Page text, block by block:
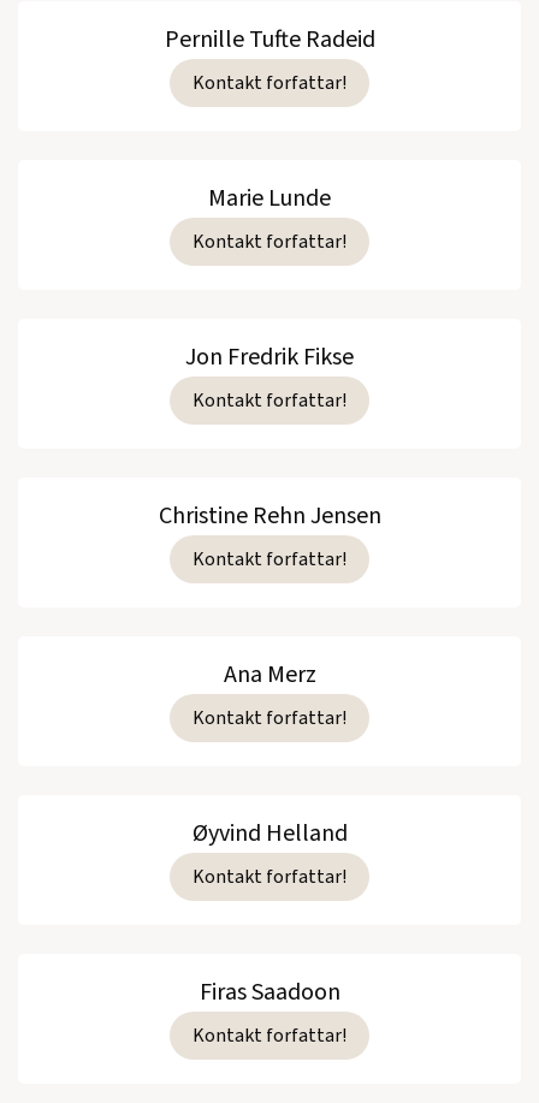
Pernille Tufte Radeid
Kontakt forfattar!
Marie Lunde
Kontakt forfattar!
Jon Fredrik Fikse
Kontakt forfattar!
Christine Rehn Jensen
Kontakt forfattar!
Ana Merz
Kontakt forfattar!
Øyvind Helland
Kontakt forfattar!
Firas Saadoon
Kontakt forfattar!